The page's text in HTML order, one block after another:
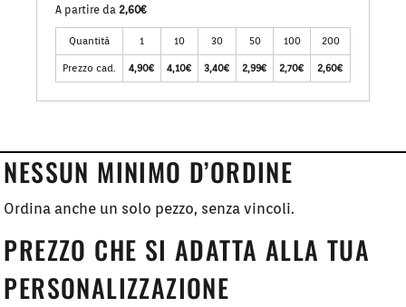
A partire da 2,60€
Quantità 1 10 30 50 100 200
Prezzo cad. 4,90€ 4,10€ 3,40€ 2,99€ 2,70€ 2,60€
NESSUN MINIMO D’ORDINE
Ordina anche un solo pezzo, senza vincoli.
PREZZO CHE SI ADATTA ALLA TUA
PERSONALIZZAZIONE